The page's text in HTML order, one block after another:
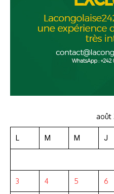
août
L M M J
3 4 5 6